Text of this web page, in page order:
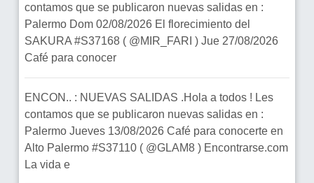
contamos que se publicaron nuevas salidas en :
Palermo Dom 02/08/2026 El florecimiento del
SAKURA #S37168 ( @MIR_FARI ) Jue 27/08/2026
Café para conocer
ENCON.. : NUEVAS SALIDAS .Hola a todos ! Les
contamos que se publicaron nuevas salidas en :
Palermo Jueves 13/08/2026 Café para conocerte en
Alto Palermo #S37110 ( @GLAM8 ) Encontrarse.com
La vida e